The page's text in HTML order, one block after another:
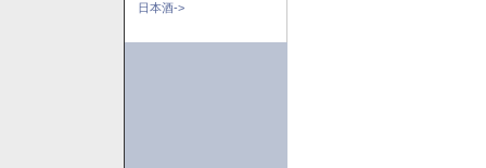
日本酒->